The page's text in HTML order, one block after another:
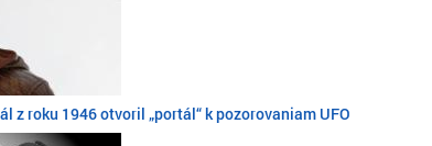
z roku 1946 otvoril „portál“ k pozorovaniam UFO